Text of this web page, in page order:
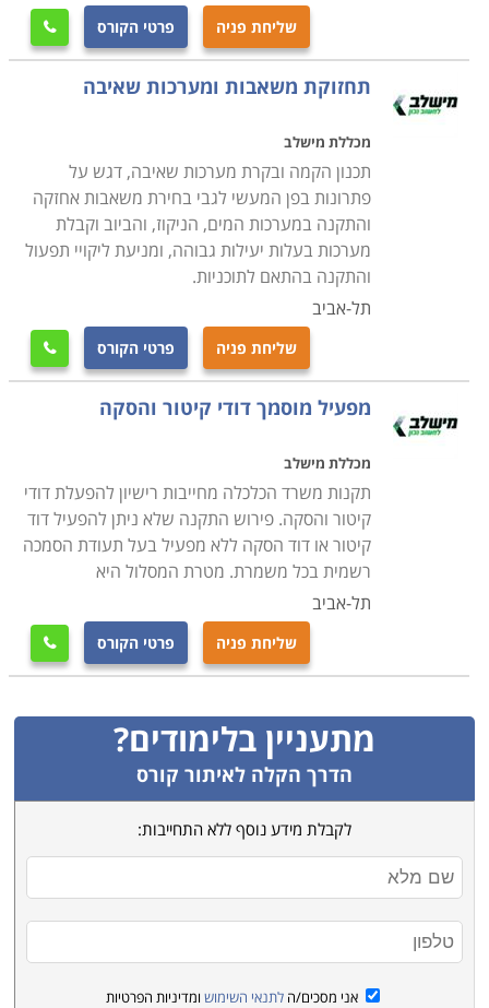
שליחת פניה פרטי הקורס 
תחזוקת משאבות ומערכות שאיבה
מכללת מישלב
תכנון הקמה ובקרת מערכות שאיבה, דגש על
פתרונות בפן המעשי לגבי בחירת משאבות אחזקה
והתקנה במערכות המים, הניקוז, והביוב וקבלת
מערכות בעלות יעילות גבוהה, ומניעת ליקויי תפעול
והתקנה בהתאם לתוכניות.
תל-אביב
שליחת פניה פרטי הקורס 
מפעיל מוסמך דודי קיטור והסקה
מכללת מישלב
תקנות משרד הכלכלה מחייבות רישיון להפעלת דודי
קיטור והסקה. פירוש התקנה שלא ניתן להפעיל דוד
קיטור או דוד הסקה ללא מפעיל בעל תעודת הסמכה
רשמית בכל משמרת. מטרת המסלול היא
תל-אביב
שליחת פניה פרטי הקורס 
מתעניין בלימודים?
הדרך הקלה לאיתור קורס
לקבלת מידע נוסף ללא התחייבות:
אני מסכים/ה לתנאי השימוש ומדיניות הפרטיות